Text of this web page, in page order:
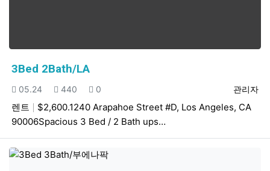
3Bed 2Bath/LA
등록자
관리자
등록일
05.24 조회
440 추천
0
렌트
$2,600.1240 Arapahoe Street #D, Los Angeles, CA
90006Spacious 3 Bed / 2 Bath ups…